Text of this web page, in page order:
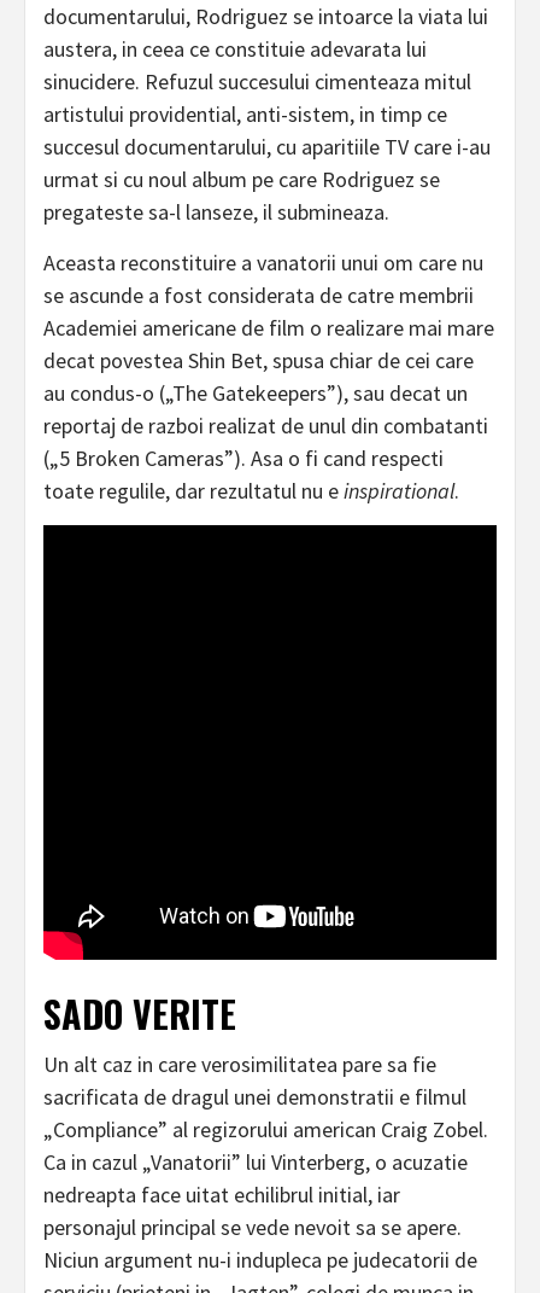
documentarului, Rodriguez se intoarce la viata lui
austera, in ceea ce constituie adevarata lui
sinucidere. Refuzul succesului cimenteaza mitul
artistului providential, anti-sistem, in timp ce
succesul documentarului, cu aparitiile TV care i-au
urmat si cu noul album pe care Rodriguez se
pregateste sa-l lanseze, il submineaza.
Aceasta reconstituire a vanatorii unui om care nu
se ascunde a fost considerata de catre membrii
Academiei americane de film o realizare mai mare
decat povestea Shin Bet, spusa chiar de cei care
au condus-o („The Gatekeepers”), sau decat un
reportaj de razboi realizat de unul din combatanti
(„5 Broken Cameras”). Asa o fi cand respecti
toate regulile, dar rezultatul nu einspirational.
SADO VERITE
Un alt caz in care verosimilitatea pare sa fie
sacrificata de dragul unei demonstratii e filmul
„Compliance” al regizorului american Craig Zobel.
Ca in cazul „Vanatorii” lui Vinterberg, o acuzatie
nedreapta face uitat echilibrul initial, iar
personajul principal se vede nevoit sa se apere.
Niciun argument nu-i indupleca pe judecatorii de